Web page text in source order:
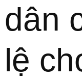
dân
lệ